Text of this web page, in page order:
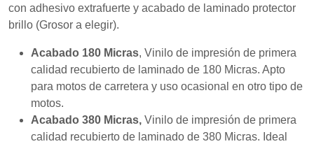
con adhesivo extrafuerte y acabado de laminado protector
brillo (Grosor a elegir).
Acabado 180 Micras, Vinilo de impresión de primera
calidad recubierto de laminado de 180 Micras. Apto
para motos de carretera y uso ocasional en otro tipo de
motos.
Acabado 380 Micras, Vinilo de impresión de primera
calidad recubierto de laminado de 380 Micras. Ideal
Marketing
Al compartir tus
comportamiento
nuestro sitio,
aumentas la
posibilidad de
ofertas
personalizados.